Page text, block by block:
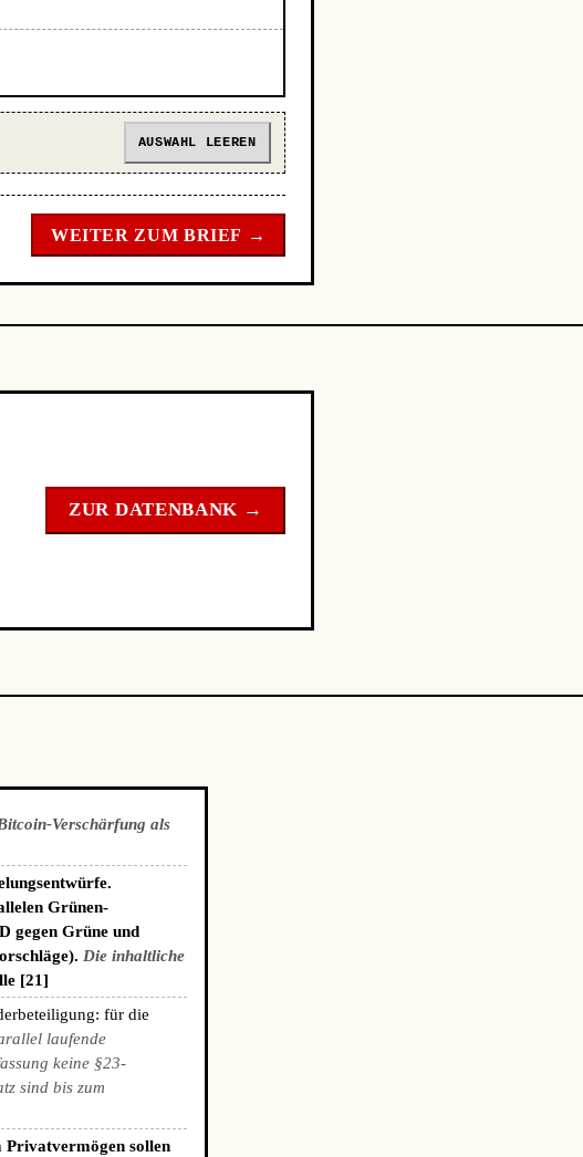
AUSWAHL LEEREN
WEITER ZUM BRIEF →
ZUR DATENBANK →
Verschärfung als
Grünen-
gegen Grüne und
Die inhaltliche
[21]
für die
laufende
keine §23-
sind bis zum
sollen